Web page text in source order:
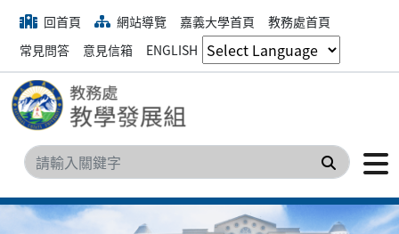
回首頁 網站導覽 嘉義大學首頁
教務處首頁
常見問答
意見信箱 ENGLISH
搜尋